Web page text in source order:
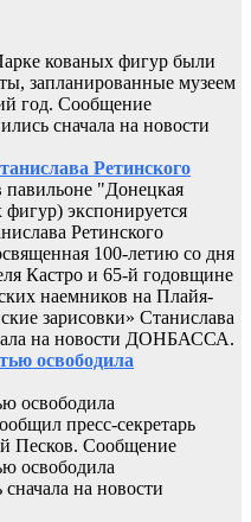
кованых фигур были
запланированные музеем
год. Сообщение
сначала на новости
Ретинского
павильоне "Донецкая
экспонируется
Ретинского
100-летию со дня
Кастро и 65-й годовщине
наемников на Плайя-
зарисовки» Станислава
на новости ДОНБАССА.
освободила
освободила
пресс-секретарь
Песков. Сообщение
освободила
на новости